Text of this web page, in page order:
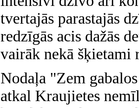
tvertajās parastajās
redzīgās acis dažās
vairāk nekā šķietami
Nodaļa "Zem
atkal Kraujietes